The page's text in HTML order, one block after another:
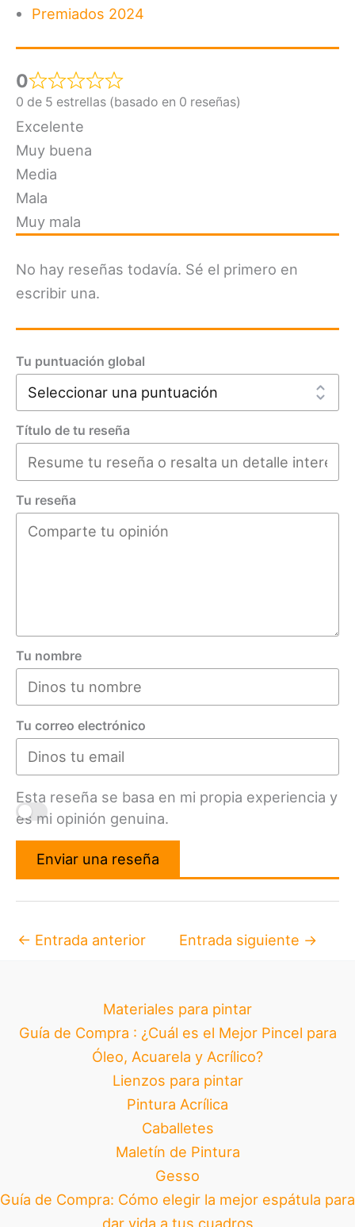
Premiados 2024
0
0 de 5 estrellas (basado en 0 reseñas)
Excelente
Muy buena
Media
Mala
Muy mala
No hay reseñas todavía. Sé el primero en
escribir una.
Tu puntuación global
Título de tu reseña
Tu reseña
Tu nombre
Tu correo electrónico
Esta reseña se basa en mi propia experiencia y
es mi opinión genuina.
Enviar una reseña
← Entrada anterior Entrada siguiente →
Materiales para pintar
Guía de Compra : ¿Cuál es el Mejor Pincel para
Óleo, Acuarela y Acrílico?
Lienzos para pintar
Pintura Acrílica
Caballetes
Maletín de Pintura
Gesso
Guía de Compra: Cómo elegir la mejor espátula para
dar vida a tus cuadros